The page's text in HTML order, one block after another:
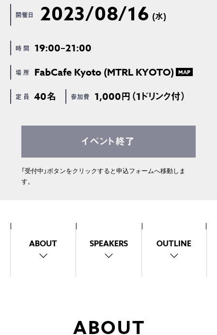
開催日 2023/08/16 (水)
時 間 19:00–21:00
場 所 FabCafe Kyoto (MTRL KYOTO) MAP
定 員 40名 参加費 1,000円（1ドリンク付）
イベント終了
「受付中」ボタンをクリックすると申込フォームへ移動しま
す。
ABOUT SPEAKERS OUTLINE
ABOUT